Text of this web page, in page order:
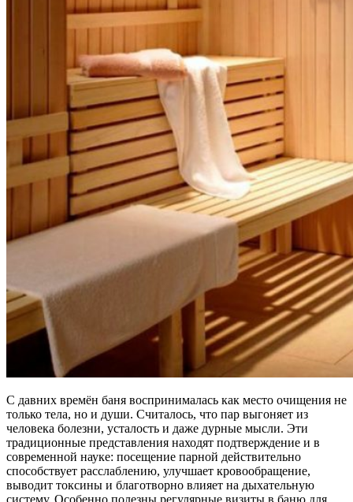
С давних времён баня воспринималась как место очищения не
только тела, но и души. Считалось, что пар выгоняет из
человека болезни, усталость и даже дурные мысли. Эти
традиционные представления находят подтверждение и в
современной науке: посещение парной действительно
способствует расслаблению, улучшает кровообращение,
выводит токсины и благотворно влияет на дыхательную
систему. Особенно полезны регулярные визиты в баню для